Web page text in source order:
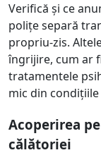
Verifică și ce
polițe separă
propriu-zis.
îngrijire, cum ar
tratamentele
mic din
Acoperirea
călătoriei